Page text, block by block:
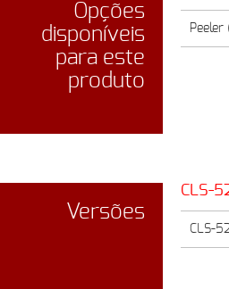
Opções
disponíveis
para este
produto
Versões
CLS-
CLS-